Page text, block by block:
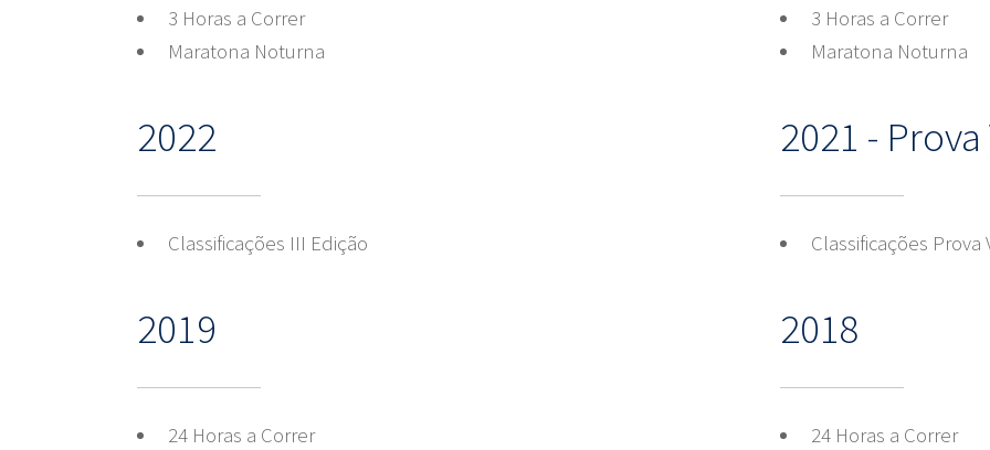
3 Horas a Correr
Maratona Noturna
3 Horas a Correr
Maratona Noturna
2022
Classificações III Edição
2021 -
Classificações Prova
2019
24 Horas a Correr
2018
24 Horas a Correr